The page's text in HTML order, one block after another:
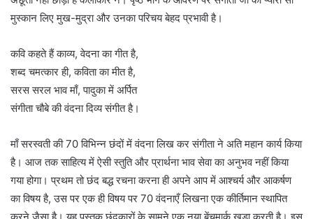
मुस्कान लिए मुख-मुद्रा और उनका परिचय बेहद प्रभावी है।
कवि कहते हैं काव्य, वेदना का गीत है,
शब्द चमत्कार ही, कविता का मीत है,
सरस सरल भाव माँ, पादुका में अर्पित
संगीता चौबे की वंदना दिव्य संगीत है।
माँ सरस्वती की 70 विभिन्न छंदों में वंदना लिख कर संगीता ने अति महान कार्य किया
है। आज तक साहित्य में ऐसी स्तुति और प्रार्थना भाव सेवा का अनुभव नहीं किया
गया होगा। प्रथम तो छंद बद्ध रचना करना ही अपने आप में आश्चर्य और आकर्षण
का विषय है, उस पर एक ही विषय पर 70 वंदनाएँ लिखना एक कीर्तिमान स्थापित